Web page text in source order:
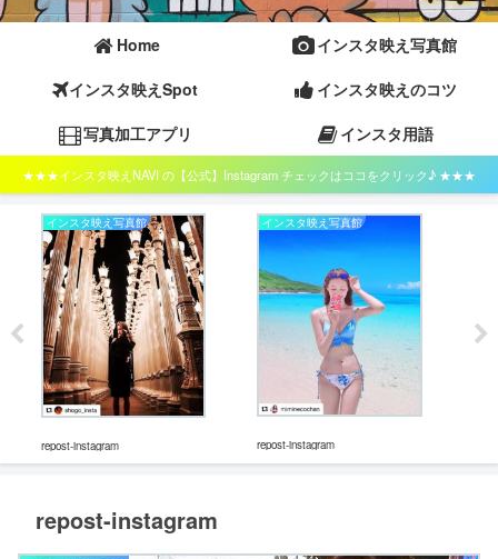
Home
インスタ映え写真館
インスタ映えSpot
インスタ映えのコツ
写真加工アプリ
インスタ用語
★★★インスタ映えNAVI の【公式】Instagram チェックはココをクリック♪ ★★★
インスタ映え写真館
repost-instagram
インスタ映え写真館
repost-instagram
repost-instagram